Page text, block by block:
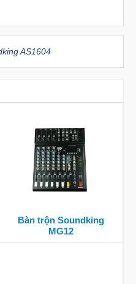
AS1604
Bàn trộn Soundking
MG12